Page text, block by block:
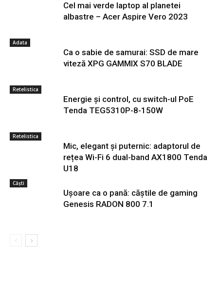
Cel mai verde laptop al planetei
albastre – Acer Aspire Vero 2023
Adata
Ca o sabie de samurai: SSD de mare
viteză XPG GAMMIX S70 BLADE
Retelistica
Energie și control, cu switch-ul PoE
Tenda TEG5310P-8-150W
Retelistica
Mic, elegant și puternic: adaptorul de
rețea Wi-Fi 6 dual-band AX1800 Tenda
U18
Căști
Ușoare ca o pană: căștile de gaming
Genesis RADON 800 7.1